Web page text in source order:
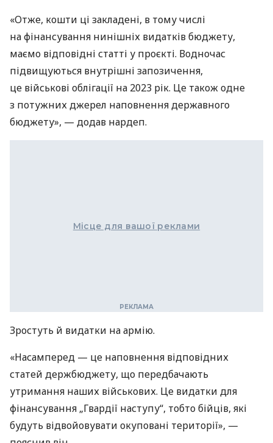
«Отже, кошти ці закладені, в тому числі
на фінансування нинішніх видатків бюджету,
маємо відповідні статті у проєкті. Водночас
підвищуються внутрішні запозичення,
це військові облігації на 2023 рік. Це також одне
з потужних джерел наповнення державного
бюджету», — додав нардеп.
Місце для вашої реклами
Зростуть й видатки на армію.
«Насамперед — це наповнення відповідних
статей держбюджету, що передбачають
утримання наших військових. Це видатки для
фінансування „Гвардії наступу“, тобто бійців, які
будуть відвойовувати окуповані території», —